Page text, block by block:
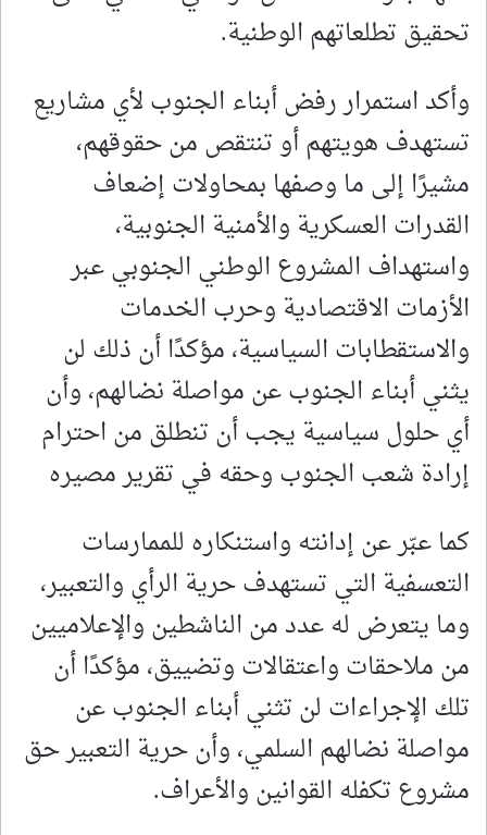
تحقيق تطلعاتهم الوطنية.
وأكد استمرار رفض أبناء الجنوب لأي مشاريع
تستهدف هويتهم أو تنتقص من حقوقهم،
مشيرًا إلى ما وصفها بمحاولات إضعاف
القدرات العسكرية والأمنية الجنوبية،
واستهداف المشروع الوطني الجنوبي عبر
الأزمات الاقتصادية وحرب الخدمات
والاستقطابات السياسية، مؤكدًا أن ذلك لن
يثني أبناء الجنوب عن مواصلة نضالهم، وأن
أي حلول سياسية يجب أن تنطلق من احترام
إرادة شعب الجنوب وحقه في تقرير مصيره
كما عبّر عن إدانته واستنكاره للممارسات
التعسفية التي تستهدف حرية الرأي والتعبير،
وما يتعرض له عدد من الناشطين والإعلاميين
من ملاحقات واعتقالات وتضييق، مؤكدًا أن
تلك الإجراءات لن تثني أبناء الجنوب عن
مواصلة نضالهم السلمي، وأن حرية التعبير حق
مشروع تكفله القوانين والأعراف.